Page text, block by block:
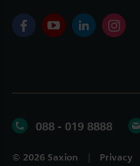
facebookyoutubelinkedin
088 - 019 8888
© 2026 Saxion Privacy